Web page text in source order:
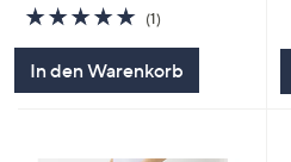
5.0
von
5
(1)
In den Warenkorb